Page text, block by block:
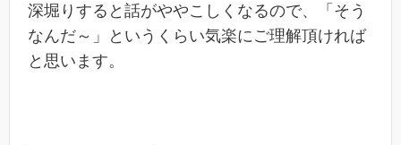
深堀りすると話がややこしくなるので、「そう
なんだ～」というくらい気楽にご理解頂ければ
と思います。